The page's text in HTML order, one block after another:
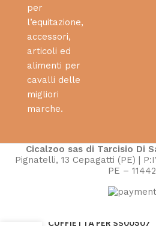
per
l’equitazione,
accessori,
articoli ed
alimenti per
cavalli delle
migliori
marche.
Cicalzoo sas di Tarcisio Di
Pignatelli, 13 Cepagatti (PE) |
PE –
CUFFIETTA PER SS00507